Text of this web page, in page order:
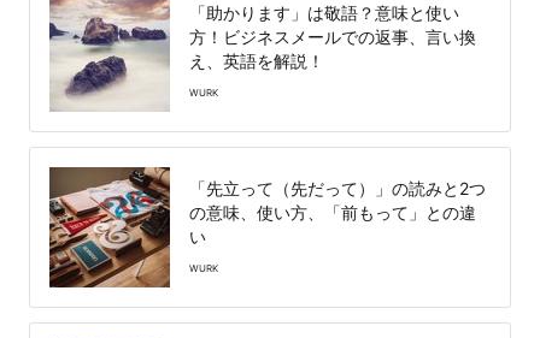
「助かります」は敬語？意味と使い
方！ビジネスメールでの返事、言い換
え、英語を解説！
WURK
「先立って（先だって）」の読みと2つ
の意味、使い方、「前もって」との違
い
WURK